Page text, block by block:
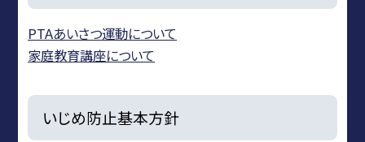
PTAあいさつ運動について
家庭教育講座について
いじめ防止基本方針